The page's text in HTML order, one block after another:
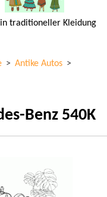
traditioneller Kleidung
> Antike Autos >
Benz 540K